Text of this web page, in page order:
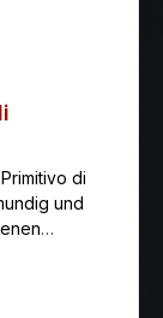
di
und
von